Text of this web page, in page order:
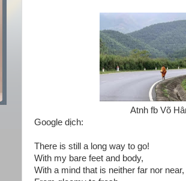
Atnh fb Võ
Google dịch:
There is still a long way to go!
With my bare feet and body,
With a mind that is neither far nor near,